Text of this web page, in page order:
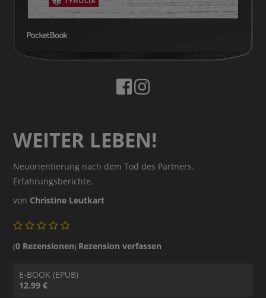
WEITER LEBEN!
Neuorientierung nach dem Tod des Partners.
Erfahrungsberichte.
von Christine Leutkart
(0 Rezensionen) Rezension verfassen
E-BOOK (EPUB)
12.99 €